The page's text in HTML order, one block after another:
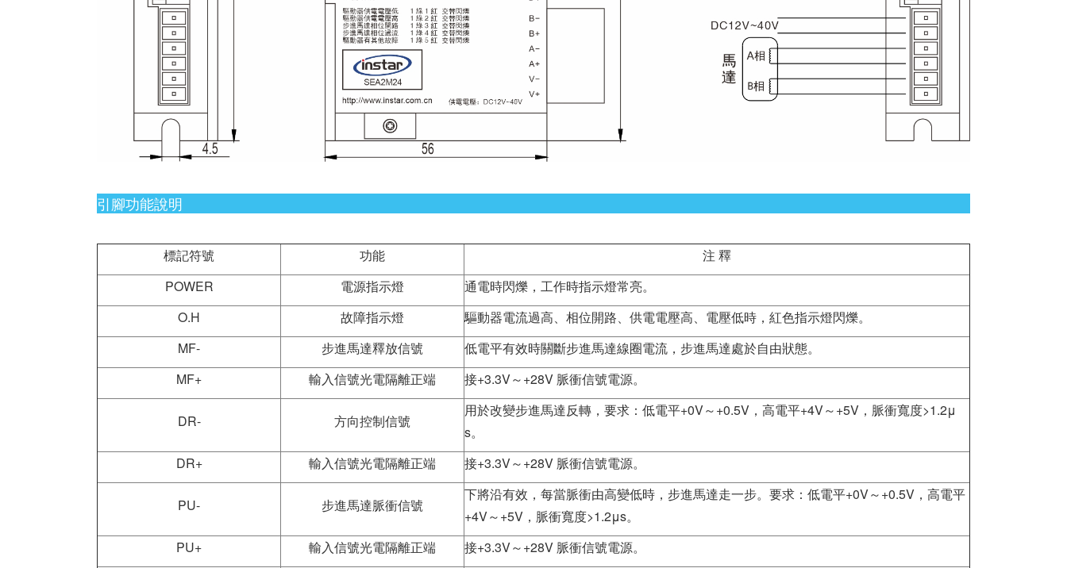
引腳功能說明
標記符號 功能
注 釋
POWER
電源指示燈
通電時閃爍，工作時指示燈常亮。
O.H
故障指示燈
驅動器電流過高、相位開路、供電電壓高、電壓低時，紅色指示燈閃爍。
MF-
步進馬達釋放信號
低電平有效時關斷步進馬達線圈電流，步進馬達處於自由狀態。
MF+
輸入信號光電隔離正端 接+3.3V～+28V 脈衝信號電源。
DR- 方向控制信號
用於改變步進馬達反轉，要求：低電平+0V～+0.5V，高電平+4V～+5V，脈衝寬度>1.2μ
s。
DR+
輸入信號光電隔離正端 接+3.3V～+28V 脈衝信號電源。
PU- 步進馬達脈衝信號
下將沿有效，每當脈衝由高變低時，步進馬達走一步。要求：低電平+0V～+0.5V，高電平
+4V～+5V，脈衝寬度>1.2μs。
PU+
輸入信號光電隔離正端 接+3.3V～+28V 脈衝信號電源。